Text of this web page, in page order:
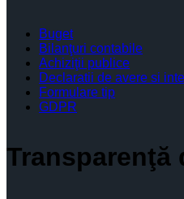
Buget
Bilanţuri contabile
Achiziţii publice
Declaratii de avere si
Formulare tip
GDPR
Transparenţă